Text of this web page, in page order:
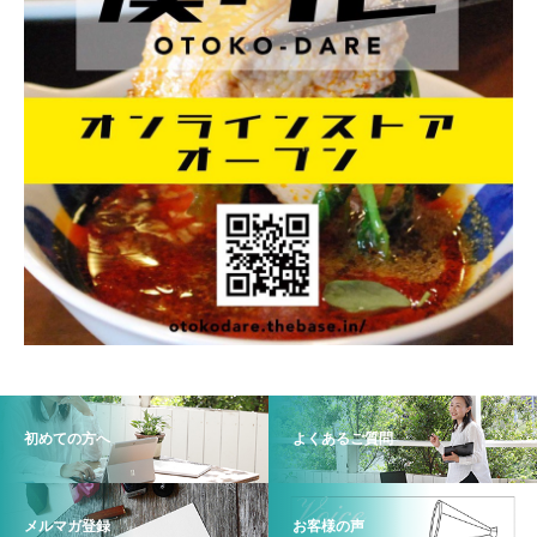
初めての方へ よくあるご質問
メルマガ登録 お客様の声